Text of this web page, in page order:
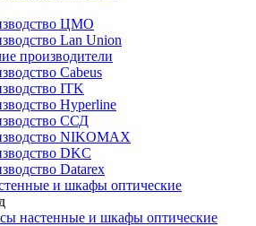
ЦМО
Lan Union
производители
Cabeus
ITK
Hyperline
ССД
NIKOMAX
DKC
Datarex
и шкафы оптические
настенные и шкафы оптические